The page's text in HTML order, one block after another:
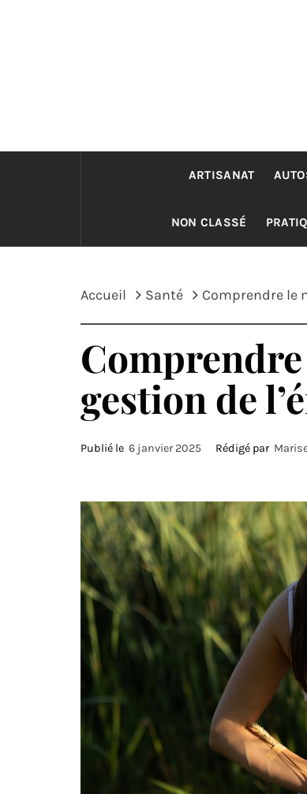
ARTISANAT
NON CLASSÉ
Accueil Santé Comprendre le
gestion de
Publié le 6 janvier 2025 Rédigé par